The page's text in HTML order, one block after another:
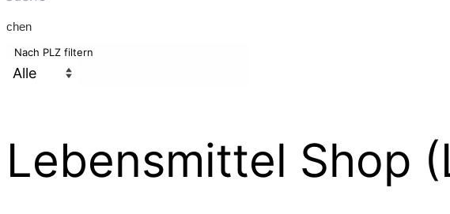
Nach PLZ filtern
Lebensmittel Shop